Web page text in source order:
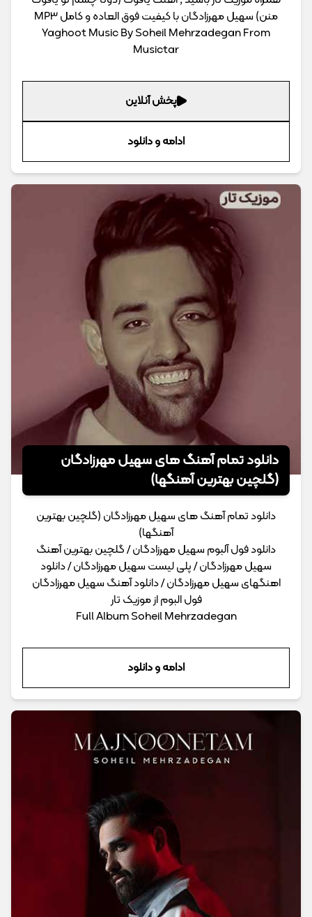
منن) سهیل مهرزادگان با کیفیت فوق العاده و کامل MP3
Yaghoot Music By Soheil Mehrzadegan From
Musictar
پخش آنلاین
ادامه و دانلود
دانلود تمام آهنگ های سهیل مهرزادگان
(گلچین بهترین آهنگها)
دانلود تمام آهنگ های سهیل مهرزادگان (گلچین بهترین
آهنگها)
دانلود فول آلبوم سهیل مهرزادگان / گلچین بهترین آهنگ
سهیل مهرزادگان / پلی لیست سهیل مهرزادگان / دانلود
اهنگهای سهیل مهرزادگان / دانلود آهنگ سهیل مهرزادگان
فول البوم از موزیک تار
Full Album Soheil Mehrzadegan
ادامه و دانلود